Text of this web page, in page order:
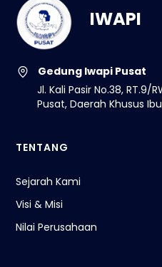
IWAPI
Gedung Iwapi Pusat
Jl. Kali Pasir No.38, RT.9/
Pusat, Daerah Khusus
TENTANG
Sejarah Kami
Visi & Misi
Nilai Perusahaan